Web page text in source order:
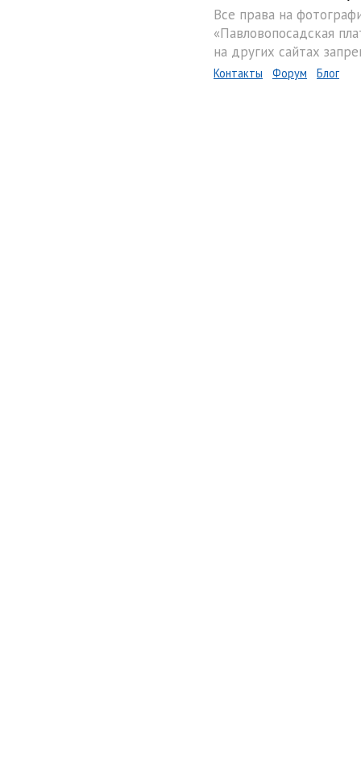
Все права на
«Павловопосадская
на других сайтах
Контакты Форум Блог